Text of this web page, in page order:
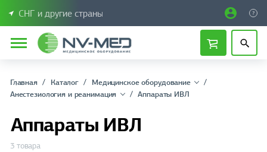
СНГ и другие страны
Главная Каталог
Медицинское оборудование
Анестезиология и реанимация
Аппараты ИВЛ
Аппараты ИВЛ
3 товара